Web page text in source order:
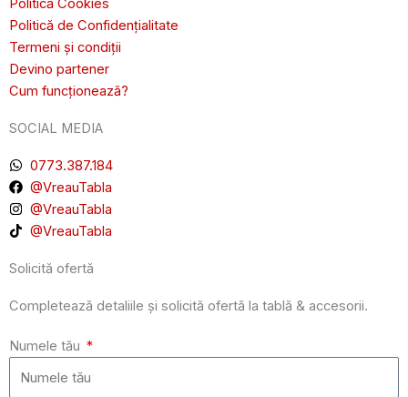
Politică de Confidențialitate
Termeni și condiții
Devino partener
Cum funcționează?
SOCIAL MEDIA
0773.387.184
@VreauTabla
@VreauTabla
@VreauTabla
Solicită ofertă
Completează detaliile și solicită ofertă la tablă & accesorii.
Numele tău